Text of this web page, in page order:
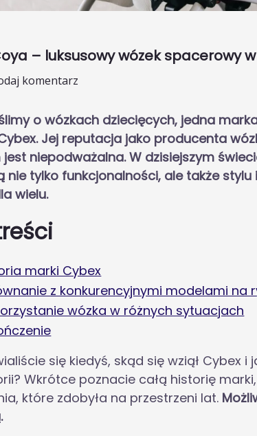
– luksusowy wózek spacerowy
komentarz
o wózkach dziecięcych, jedna
Jej reputacja jako producenta
jest niepodważalna. W dzisiejszym
nie tylko funkcjonalności, ale także
wielu.
marki Cybex
z konkurencyjnymi modelami na
wózka w różnych sytuacjach
się kiedyś, skąd się wziął Cybex i
Wkrótce poznacie całą historię
które zdobyła na przestrzeni lat.